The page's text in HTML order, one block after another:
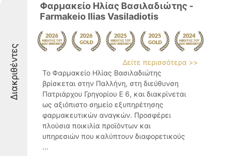
Διακριθέντες
Φαρμακείο Ηλίας Βασιλαδιώτης -
Farmakeio Ilias Vasiladiotis
Δείτε περισσότερα >>
Το Φαρμακείο Ηλίας Βασιλαδιώτης
βρίσκεται στην Παλλήνη, στη διεύθυνση
Πατριάρχου Γρηγορίου Ε 6, και διακρίνεται
ως αξιόπιστο σημείο εξυπηρέτησης
φαρμακευτικών αναγκών. Προσφέρει
πλούσια ποικιλία προϊόντων και
υπηρεσιών που καλύπτουν διαφορετικούς
...